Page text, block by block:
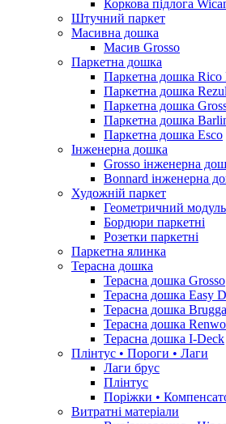
Коркова підлога
Штучний паркет
Масивна дошка
Масив Grosso
Паркетна дошка
Паркетна дошка Rico
Паркетна дошка
Паркетна дошка
Паркетна дошка
Паркетна дошка Esco
Інженерна дошка
Grosso інженерна
Bonnard інженерна
Художній паркет
Геометричний
Бордюри паркетні
Розетки паркетні
Паркетна ялинка
Терасна дошка
Терасна дошка Grosso
Терасна дошка Easy
Терасна дошка
Терасна дошка
Терасна дошка I-Deck
Плінтус • Пороги • Лаги
Лаги брус
Плінтус
Поріжки •
Витратні матеріали